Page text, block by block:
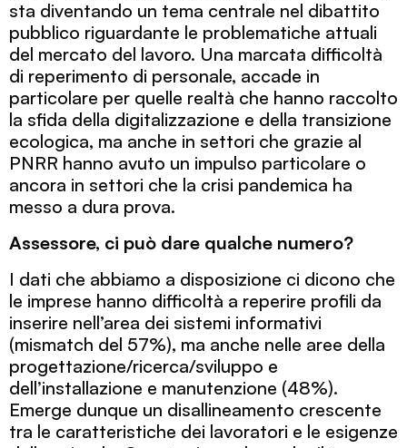
sta diventando un tema centrale nel dibattito
pubblico riguardante le problematiche attuali
del mercato del lavoro. Una marcata difficoltà
di reperimento di personale, accade in
particolare per quelle realtà che hanno raccolto
la sfida della digitalizzazione e della transizione
ecologica, ma anche in settori che grazie al
PNRR hanno avuto un impulso particolare o
ancora in settori che la crisi pandemica ha
messo a dura prova.
Assessore, ci può dare qualche numero?
I dati che abbiamo a disposizione ci dicono che
le imprese hanno difficoltà a reperire profili da
inserire nell’area dei sistemi informativi
(mismatch del 57%), ma anche nelle aree della
progettazione/ricerca/sviluppo e
dell’installazione e manutenzione (48%).
Emerge dunque un disallineamento crescente
tra le caratteristiche dei lavoratori e le esigenze